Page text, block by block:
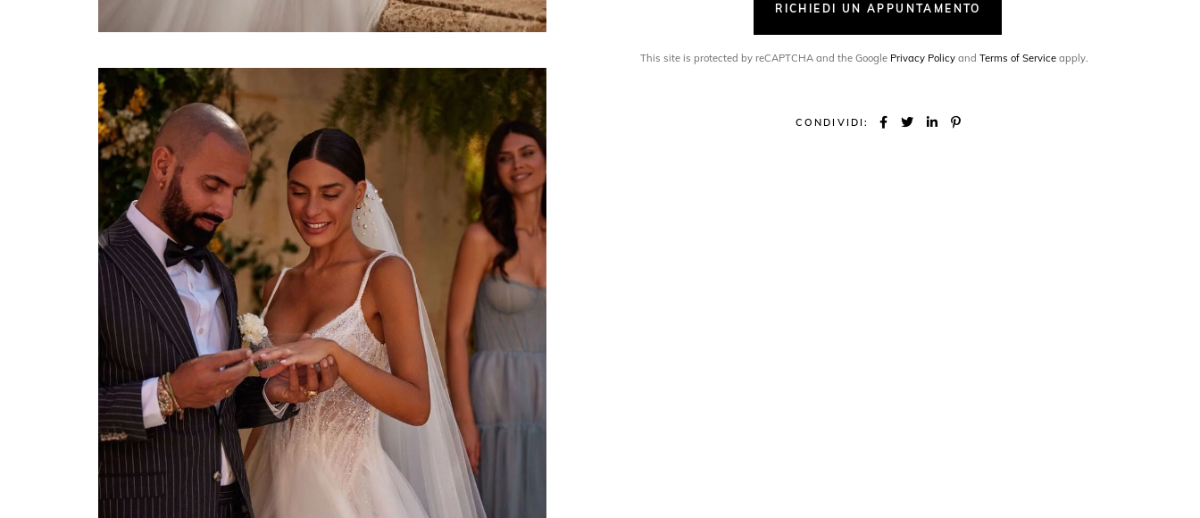
RICHIEDI UN APPUNTAMENTO
This site is protected by reCAPTCHA and the Google Privacy Policy and Terms of Service apply.
CONDIVIDI: